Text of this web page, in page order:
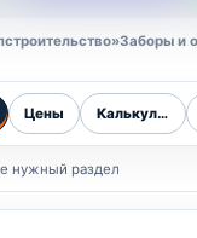
»Заборы и
Цены Калькулятор
нужный раздел